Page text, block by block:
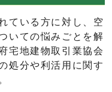
ている方に対し、空
いての悩みごとを解
宅地建物取引業協会
処分や利活用に関す